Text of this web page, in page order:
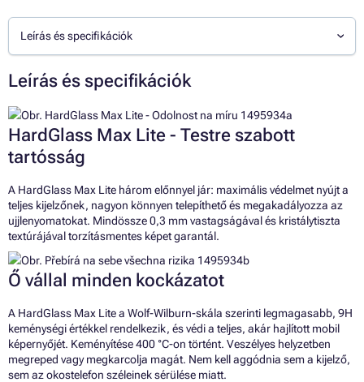
Leírás és specifikációk
Leírás és specifikációk
HardGlass Max Lite - Testre szabott
tartósság
A HardGlass Max Lite három előnnyel jár: maximális védelmet nyújt a
teljes kijelzőnek, nagyon könnyen telepíthető és megakadályozza az
ujjlenyomatokat. Mindössze 0,3 mm vastagságával és kristálytiszta
textúrájával torzításmentes képet garantál.
Ő vállal minden kockázatot
A HardGlass Max Lite a Wolf-Wilburn-skála szerinti legmagasabb, 9H
keménységi értékkel rendelkezik, és védi a teljes, akár hajlított mobil
képernyőjét. Keményítése 400 °C-on történt. Veszélyes helyzetben
megreped vagy megkarcolja magát. Nem kell aggódnia sem a kijelző,
sem az okostelefon széleinek sérülése miatt.